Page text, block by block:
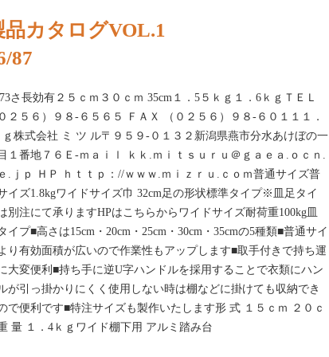
品カタログVOL.1
87
さ長効有２５ｃｍ３０ｃｍ 35cm１．5５ｋｇ１．6ｋｇＴＥＬ
０２５６）９８‐６５６５ ＦＡＸ （０２５６）９８‐６０１１１．
ｇ株式会社 ミ ツ ル〒９５９-０１３２新潟県燕市分水あけぼの一
１番地７６Ｅ‐ｍａｉｌ ｋｋ.ｍｉｔｓｕｒｕ＠ｇａｅａ.ｏｃｎ.
.ｊｐ ＨＰ ｈｔｔｐ：//ｗｗｗ.ｍｉｚｒｕ.ｃｏｍ普通サイズ普
イズ1.8kgワイドサイズ巾 32cm足の形状標準タイプ※皿足タイ
別注にて承りますHPはこちらからワイドサイズ耐荷重100kg皿
イプ■高さは15cm・20cm・25cm・30cm・35cmの5種類■普通サイ
り有効面積が広いので作業性もアップします■取手付きで持ち運
大変便利■持ち手に逆U字ハンドルを採用することで衣類にハン
が引っ掛かりにくく使用しない時は棚などに掛けても収納でき
で便利です■特注サイズも製作いたします形 式 １５ｃｍ ２０ｃ
量 １．4ｋｇワイド棚下用 アルミ踏み台